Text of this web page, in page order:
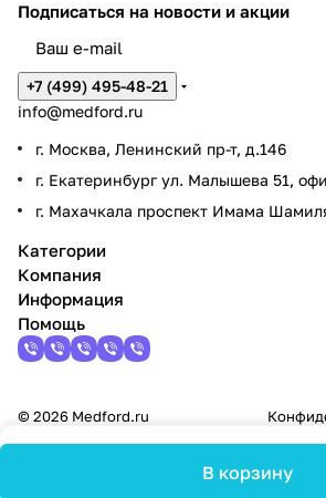
В корзину
Подписаться на новости и акции
+7 (499) 495-48-21
info@medford.ru
г. Москва, Ленинский пр-т, д.146
г. Екатеринбург ул. Малышева 51,
г. Махачкала проспект Имама
Категории
Компания
Информация
Помощь
© 2026 Medford.ru